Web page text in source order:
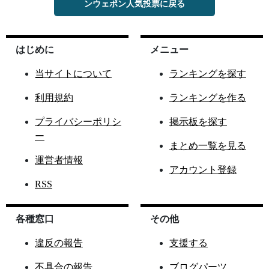
ンウェポン人気投票に戻る
はじめに
当サイトについて
利用規約
プライバシーポリシ
ー
運営者情報
RSS
メニュー
ランキングを探す
ランキングを作る
掲示板を探す
まとめ一覧を見る
アカウント登録
各種窓口
違反の報告
その他
支援する